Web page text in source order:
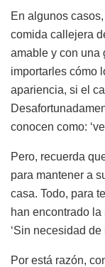
En algunos
comida callejera
amable y con una
importarles cómo
apariencia, si el
conocen como:
Pero, recuerda
para mantener a
casa. Todo, para
han encontrado
‘Sin necesidad
Por está razón,